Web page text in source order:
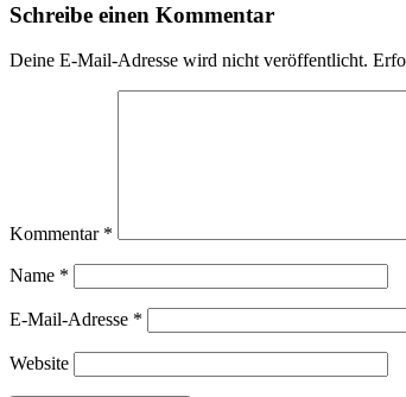
Schreibe einen Kommentar
Deine E-Mail-Adresse wird nicht veröffentlicht.
Kommentar *
Name *
E-Mail-Adresse *
Website